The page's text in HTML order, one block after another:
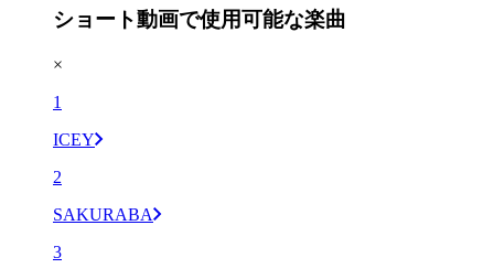
ショート動画で使用可能な楽曲
×
1
ICEY
2
SAKURABA
3